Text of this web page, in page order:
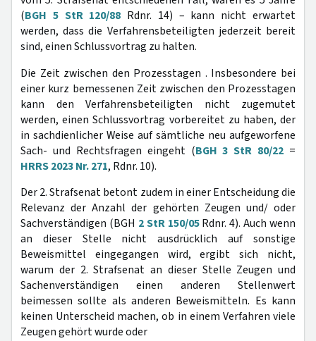
(BGH 5 StR 120/88 Rdnr. 14) – kann nicht erwartet
werden, dass die Verfahrensbeteiligten jederzeit bereit
sind, einen Schlussvortrag zu halten.
Die Zeit zwischen den Prozesstagen . Insbesondere bei
einer kurz bemessenen Zeit zwischen den Prozesstagen
kann den Verfahrensbeteiligten nicht zugemutet
werden, einen Schlussvortrag vorbereitet zu haben, der
in sachdienlicher Weise auf sämtliche neu aufgeworfene
Sach- und Rechtsfragen eingeht (BGH 3 StR 80/22 =
HRRS 2023 Nr. 271, Rdnr. 10).
Der 2. Strafsenat betont zudem in einer Entscheidung die
Relevanz der Anzahl der gehörten Zeugen und/ oder
Sachverständigen (BGH 2 StR 150/05Rdnr. 4). Auch wenn
an dieser Stelle nicht ausdrücklich auf sonstige
Beweismittel eingegangen wird, ergibt sich nicht,
warum der 2. Strafsenat an dieser Stelle Zeugen und
Sachenverständigen einen anderen Stellenwert
beimessen sollte als anderen Beweismitteln. Es kann
keinen Unterscheid machen, ob in einem Verfahren viele
Zeugen gehört wurde oder